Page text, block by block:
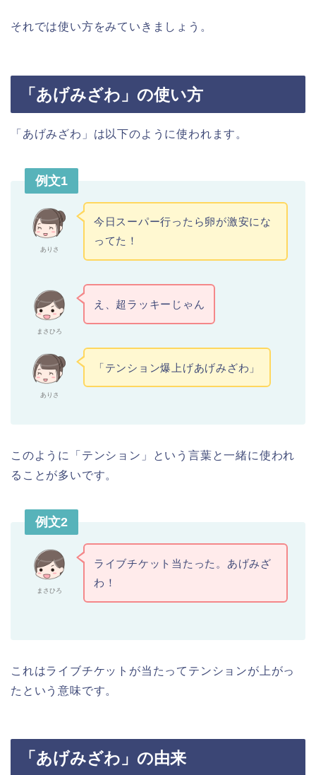
それでは使い方をみていきましょう。
「あげみざわ」の使い方
「あげみざわ」は以下のように使われます。
例文1
ありさ
今日スーパー行ったら卵が激安にな
ってた！
まさひろ
え、超ラッキーじゃん
ありさ
「テンション爆上げあげみざわ」
このように「テンション」という言葉と一緒に使われ
ることが多いです。
例文2
まさひろ
ライブチケット当たった。あげみざ
わ！
これはライブチケットが当たってテンションが上がっ
たという意味です。
「あげみざわ」の由来